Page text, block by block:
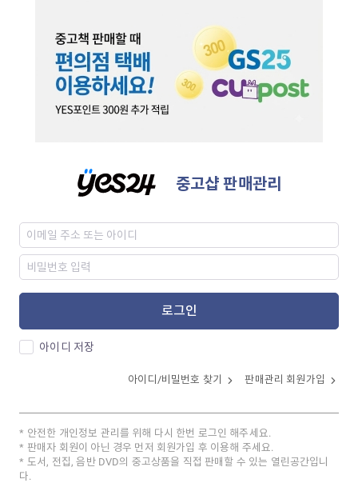
중고샵 판매관리
로그인
아이디 저장
아이디/비밀번호 찾기 판매관리 회원가입
안전한 개인정보 관리를 위해 다시 한번 로그인 해주세요.
판매자 회원이 아닌 경우 먼저 회원가입 후 이용해 주세요.
도서, 전집, 음반 DVD의 중고상품을 직접 판매할 수 있는 열린공간입니
다.